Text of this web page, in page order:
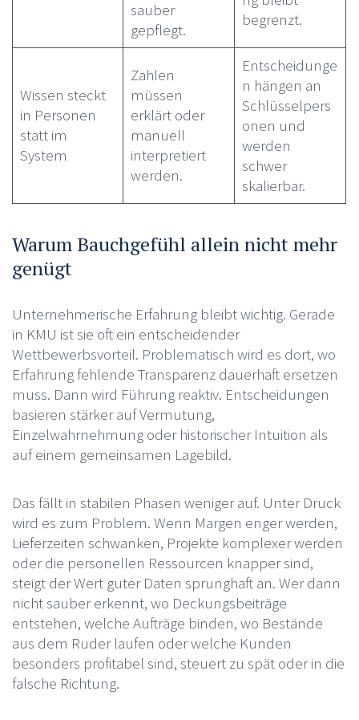
sauber
gepflegt.
begrenzt.
Wissen steckt
in Personen
statt im
System
Zahlen
müssen
erklärt oder
manuell
interpretiert
werden.
Entscheidunge
n hängen an
Schlüsselpers
onen und
werden
schwer
skalierbar.
Warum Bauchgefühl allein nicht mehr
genügt
Unternehmerische Erfahrung bleibt wichtig. Gerade
in KMU ist sie oft ein entscheidender
Wettbewerbsvorteil. Problematisch wird es dort, wo
Erfahrung fehlende Transparenz dauerhaft ersetzen
muss. Dann wird Führung reaktiv. Entscheidungen
basieren stärker auf Vermutung,
Einzelwahrnehmung oder historischer Intuition als
auf einem gemeinsamen Lagebild.
Das fällt in stabilen Phasen weniger auf. Unter Druck
wird es zum Problem. Wenn Margen enger werden,
Lieferzeiten schwanken, Projekte komplexer werden
oder die personellen Ressourcen knapper sind,
steigt der Wert guter Daten sprunghaft an. Wer dann
nicht sauber erkennt, wo Deckungsbeiträge
entstehen, welche Aufträge binden, wo Bestände
aus dem Ruder laufen oder welche Kunden
besonders profitabel sind, steuert zu spät oder in die
falsche Richtung.